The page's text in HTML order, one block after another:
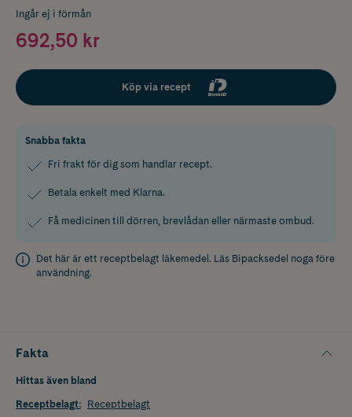
Ingår ej i förmån
692,50 kr
Köp via recept
Snabba fakta
Fri frakt för dig som handlar recept.
Betala enkelt med Klarna.
Få medicinen till dörren, brevlådan eller närmaste ombud.
Det här är ett receptbelagt läkemedel. Läs Bipacksedel noga före
användning.
Fakta
Hittas även bland
Receptbelagt: Receptbelagt